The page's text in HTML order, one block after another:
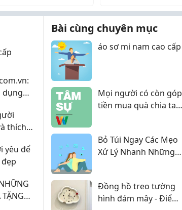
Có những ngày mọi...
tồn tại một “tình yêu...
dụng
thích
yêu để
Bài cùng chuyên mục
áo sơ mi nam cao cấp
Mọi người có còn góp
tiền mua quà chia tay
Bỏ Túi Ngay Các Mẹo
Xử Lý Nhanh Những
Đồng hồ treo tường
hình đám mây - Điểm